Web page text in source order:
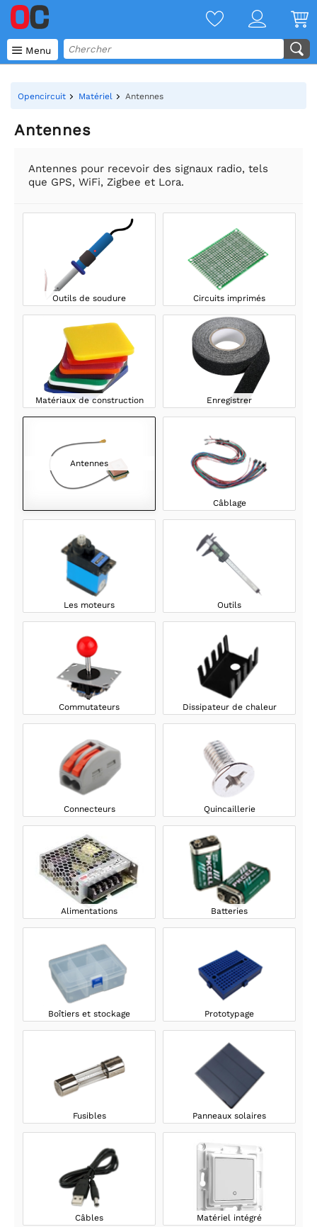
 Menu
Opencircuit Matériel Antennes
Antennes
Antennes pour recevoir des signaux radio, tels
que GPS, WiFi, Zigbee et Lora.
Outils de soudure Circuits imprimés
Matériaux de construction Enregistrer
Antennes
Câblage
Les moteurs Outils
Commutateurs Dissipateur de chaleur
Connecteurs Quincaillerie
Alimentations Batteries
Boîtiers et stockage Prototypage
Fusibles Panneaux solaires
Câbles Matériel intégré